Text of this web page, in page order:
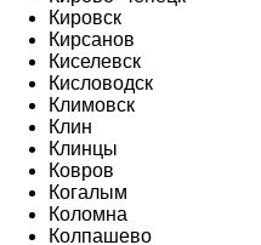
Кировск
Кирсанов
Киселевск
Кисловодск
Климовск
Клин
Клинцы
Ковров
Когалым
Коломна
Колпашево